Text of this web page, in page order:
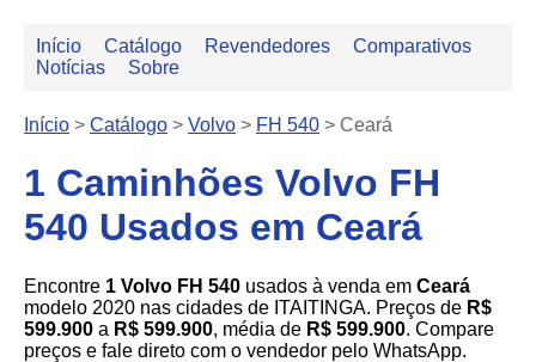
Início Catálogo Revendedores
Comparativos
Notícias
Sobre
Início > Catálogo > Volvo > FH 540 > Ceará
1 Caminhões Volvo FH
540 Usados em Ceará
Encontre 1 Volvo FH 540 usados à venda em Ceará
modelo 2020 nas cidades de ITAITINGA. Preços de R$
599.900 a R$ 599.900, média de R$ 599.900. Compare
preços e fale direto com o vendedor pelo WhatsApp.